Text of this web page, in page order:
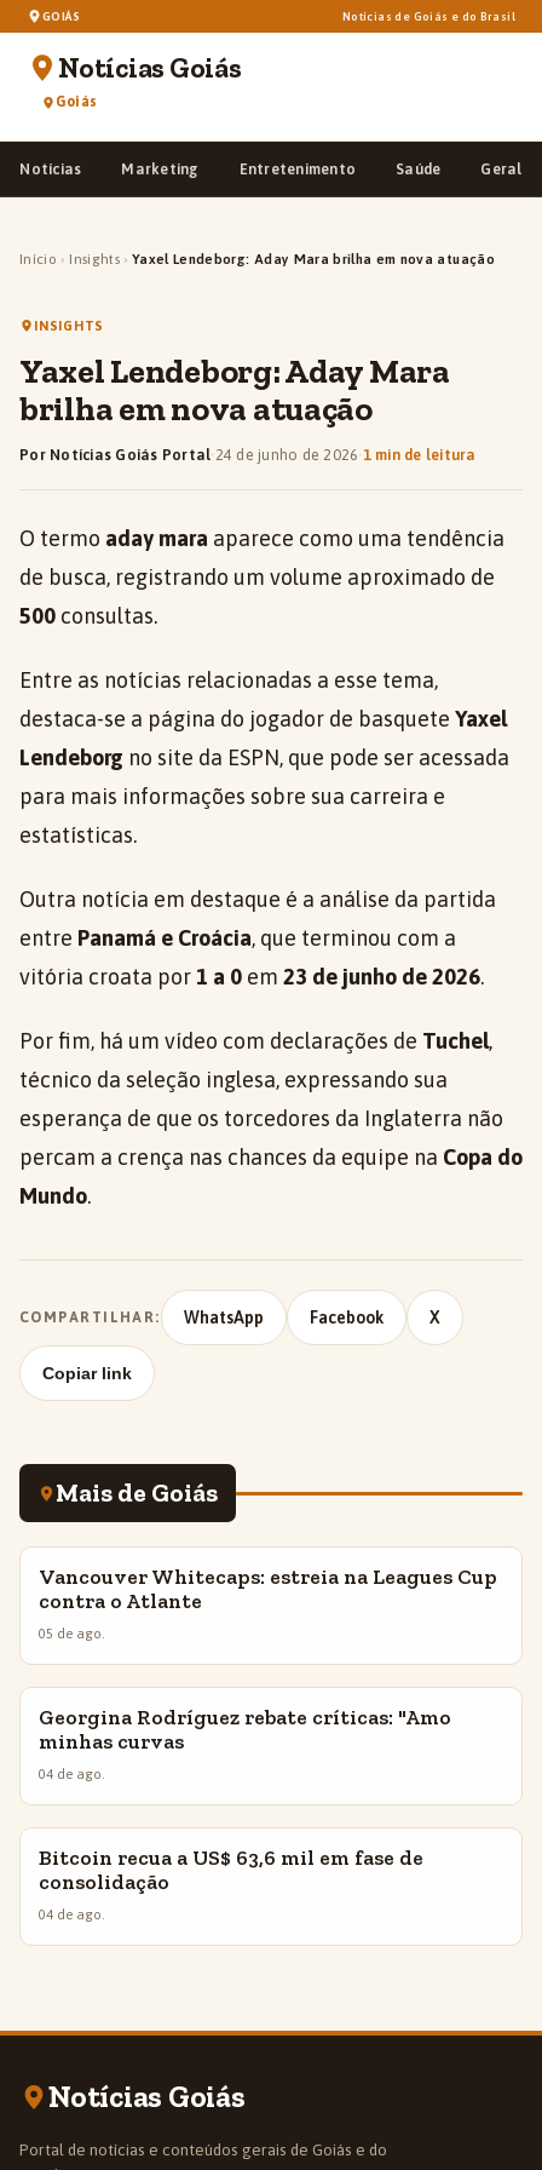
GOIÁS Notícias de Goiás e do Brasil
Notícias Goiás
Goiás
Notícias Marketing Entretenimento Saúde Geral
Início › Insights › Yaxel Lendeborg: Aday Mara brilha em nova atuação
INSIGHTS
Yaxel Lendeborg: Aday Mara
brilha em nova atuação
Por Notícias Goiás Portal·24 de junho de 2026·1 min de leitura
O termo aday mara aparece como uma tendência
de busca, registrando um volume aproximado de
500 consultas.
Entre as notícias relacionadas a esse tema,
destaca-se a página do jogador de basquete Yaxel
Lendeborg no site da ESPN, que pode ser acessada
para mais informações sobre sua carreira e
estatísticas.
Outra notícia em destaque é a análise da partida
entre Panamá e Croácia, que terminou com a
vitória croata por 1 a 0 em 23 de junho de 2026.
Por fim, há um vídeo com declarações de Tuchel,
técnico da seleção inglesa, expressando sua
esperança de que os torcedores da Inglaterra não
percam a crença nas chances da equipe na Copa do
Mundo.
COMPARTILHAR: WhatsApp Facebook X
Copiar link
Mais de Goiás
INSIGHTS
Vancouver Whitecaps: estreia na Leagues Cup
contra o Atlante
05 de ago.
INSIGHTS
Georgina Rodríguez rebate críticas: "Amo
minhas curvas
04 de ago.
INSIGHTS
Bitcoin recua a US$ 63,6 mil em fase de
consolidação
04 de ago.
Notícias Goiás
Portal de notícias e conteúdos gerais de Goiás e do